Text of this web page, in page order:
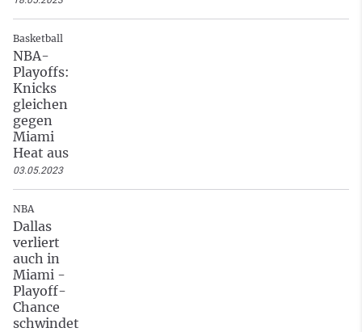
Basketball
NBA-
Playoffs:
Knicks
gleichen
gegen
Miami
Heat aus
03.05.2023
NBA
Dallas
verliert
auch in
Miami -
Playoff-
Chance
schwindet